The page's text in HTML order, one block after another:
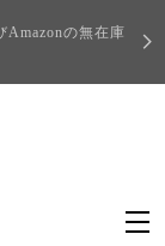
Amazonの無在庫